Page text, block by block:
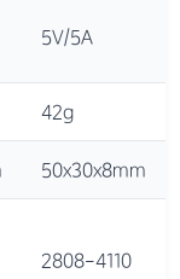
5V/5A
42g
50x30x8mm
2808-4110